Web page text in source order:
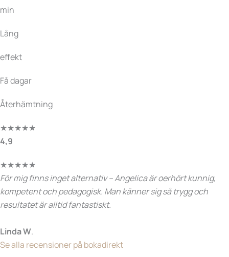
min
Lång
effekt
Få dagar
Återhämtning
★★★★★
4,9
★★★★★
För mig finns inget alternativ – Angelica är oerhört kunnig,
kompetent och pedagogisk. Man känner sig så trygg och
resultatet är alltid fantastiskt.
Linda W.
Se alla recensioner på bokadirekt